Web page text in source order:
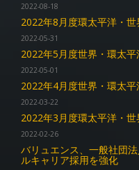
2022-08-18
2022年8月度環太平洋・
2022-05-31
2022年5月度世界・環太
2022-05-01
2022年4月度世界・環太
2022-03-22
2022年3月度環太平洋・
2022-02-26
バリュエンス、一般社団
ルキャリア採用を強化